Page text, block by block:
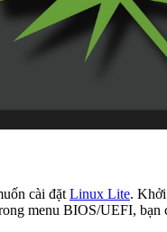
cài đặtLinux Lite.
menu BIOS/UEFI,